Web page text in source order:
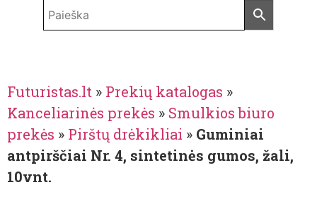
Futuristas.lt » Prekių katalogas »
Kanceliarinės prekės » Smulkios biuro
prekės » Pirštų drėkikliai » Guminiai
antpirščiai Nr. 4, sintetinės gumos, žali,
10vnt.